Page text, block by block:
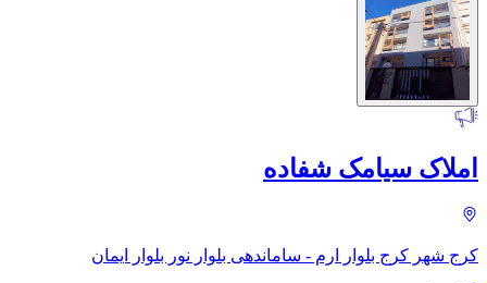
املاک سیامک شفاده
کرج شهر کرج بلوار ارم - ساماندهی بلوار نور بلوار ایمان